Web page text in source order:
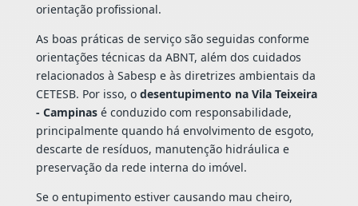
orientação profissional.
As boas práticas de serviço são seguidas conforme
orientações técnicas da ABNT, além dos cuidados
relacionados à Sabesp e às diretrizes ambientais da
CETESB. Por isso, o desentupimento na Vila Teixeira
- Campinasé conduzido com responsabilidade,
principalmente quando há envolvimento de esgoto,
descarte de resíduos, manutenção hidráulica e
preservação da rede interna do imóvel.
Se o entupimento estiver causando mau cheiro,